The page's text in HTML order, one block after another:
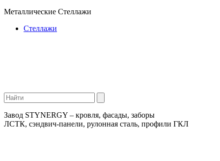
Металлические Стеллажи
Стеллажи
Завод STYNERGY – кровля, фасады, заборы
ЛСТК, сэндвич-панели, рулонная сталь, профили ГКЛ